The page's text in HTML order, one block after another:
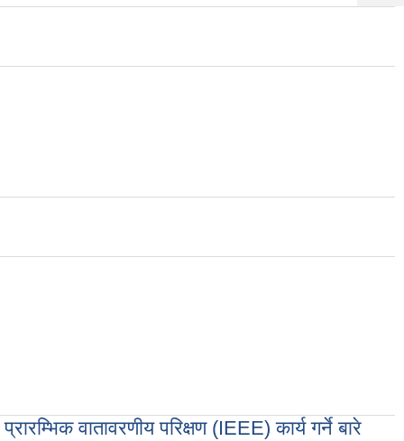
वातावरणीय परिक्षण (IEEE) कार्य गर्ने बारे